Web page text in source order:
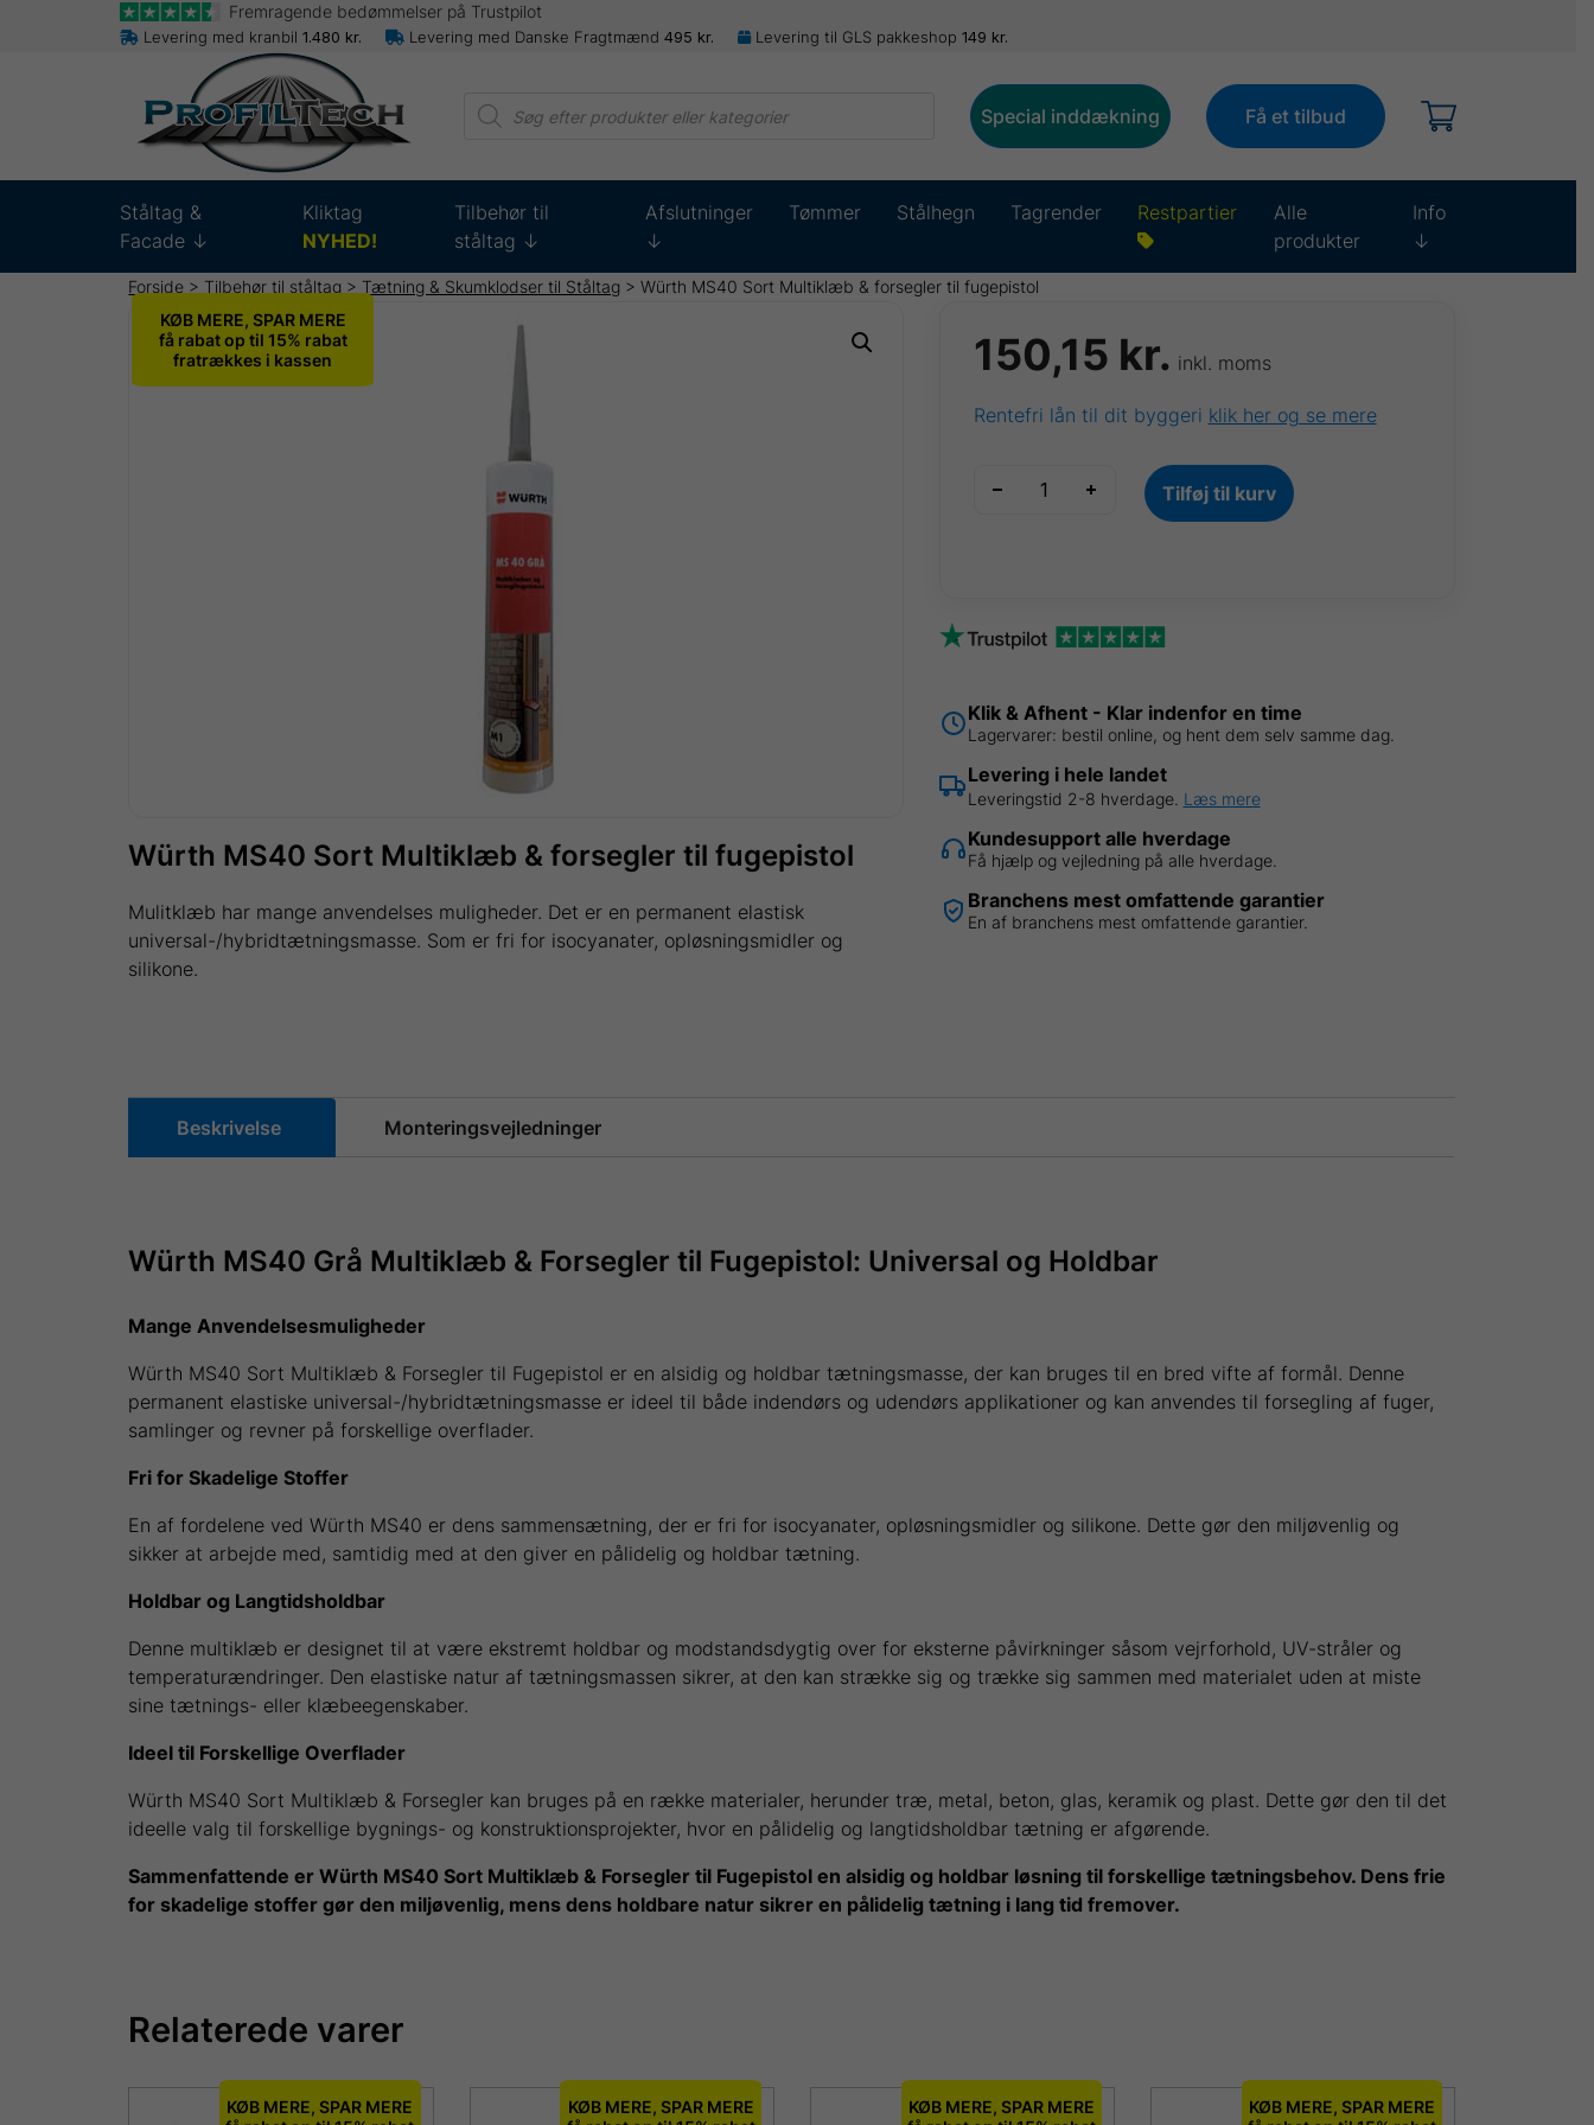
Fremragende bedømmelser på Trustpilot
Levering med kranbil 1.480 kr. Levering med Danske Fragtmænd 495 kr. Levering til GLS pakkeshop 149 kr.
Products
search
Special inddækning Få et tilbud
Ståltag &
Facade ↓
Kliktag
NYHED!
Tilbehør til
ståltag ↓
Afslutninger
↓
Tømmer Stålhegn Tagrender Restpartier
Alle
produkter
Info
↓
Forside > Tilbehør til ståltag > Tætning & Skumklodser til Ståltag > Würth MS40 Sort Multiklæb & forsegler til fugepistol
KØB MERE, SPAR MERE
få rabat op til 15% rabat
fratrækkes i kassen
Würth MS40 Sort Multiklæb & forsegler til fugepistol
Mulitklæb har mange anvendelses muligheder. Det er en permanent elastisk
universal-/hybridtætningsmasse. Som er fri for isocyanater, opløsningsmidler og
silikone.
150,15 kr. inkl. moms
Rentefri lån til dit byggeri klik her og se mere
til
antal
Tilføj til kurv
Klik & Afhent - Klar indenfor en time
Lagervarer: bestil online, og hent dem selv samme dag.
Levering i hele landet
Leveringstid 2-8 hverdage. Læs mere
Kundesupport alle hverdage
Få hjælp og vejledning på alle hverdage.
Branchens mest omfattende garantier
En af branchens mest omfattende garantier.
Beskrivelse Monteringsvejledninger
Würth MS40 Grå Multiklæb & Forsegler til Fugepistol: Universal og Holdbar
Mange Anvendelsesmuligheder
Würth MS40 Sort Multiklæb & Forsegler til Fugepistol er en alsidig og holdbar tætningsmasse, der kan bruges til en bred vifte af formål. Denne
permanent elastiske universal-/hybridtætningsmasse er ideel til både indendørs og udendørs applikationer og kan anvendes til forsegling af fuger,
samlinger og revner på forskellige overflader.
Fri for Skadelige Stoffer
En af fordelene ved Würth MS40 er dens sammensætning, der er fri for isocyanater, opløsningsmidler og silikone. Dette gør den miljøvenlig og
sikker at arbejde med, samtidig med at den giver en pålidelig og holdbar tætning.
Holdbar og Langtidsholdbar
Denne multiklæb er designet til at være ekstremt holdbar og modstandsdygtig over for eksterne påvirkninger såsom vejrforhold, UV-stråler og
temperaturændringer. Den elastiske natur af tætningsmassen sikrer, at den kan strække sig og trække sig sammen med materialet uden at miste
sine tætnings- eller klæbeegenskaber.
Ideel til Forskellige Overflader
Würth MS40 Sort Multiklæb & Forsegler kan bruges på en række materialer, herunder træ, metal, beton, glas, keramik og plast. Dette gør den til det
ideelle valg til forskellige bygnings- og konstruktionsprojekter, hvor en pålidelig og langtidsholdbar tætning er afgørende.
Sammenfattende er Würth MS40 Sort Multiklæb & Forsegler til Fugepistol en alsidig og holdbar løsning til forskellige tætningsbehov. Dens frie
for skadelige stoffer gør den miljøvenlig, mens dens holdbare natur sikrer en pålidelig tætning i lang tid fremover.
Relaterede varer
KØB MERE, SPAR MERE
KØB MERE, SPAR MERE
KØB MERE, SPAR MERE
KØB MERE, SPAR MERE